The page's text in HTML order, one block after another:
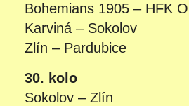
Bohemians 1905 – HFK
Karviná – Sokolov
Zlín – Pardubice
30. kolo
Sokolov – Zlín